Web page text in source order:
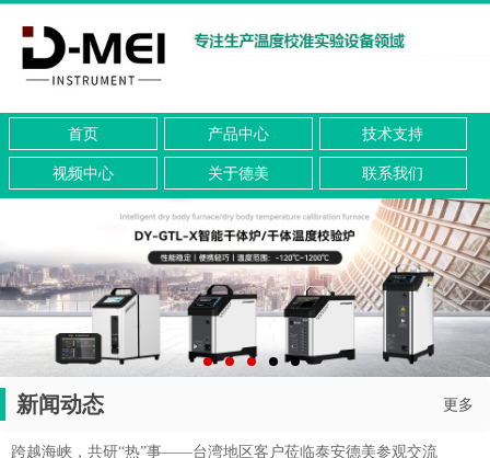
首页 产品中心 技术支持
视频中心 关于德美 联系我们
新闻动态 更多
跨越海峡，共研“热”事——台湾地区客户莅临泰安德美参观交流